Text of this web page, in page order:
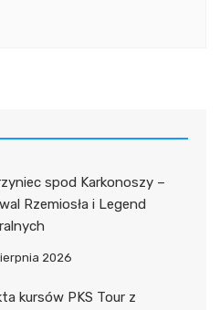
spod Karkonoszy –
Rzemiosła i Legend
2026
kursów PKS Tour z